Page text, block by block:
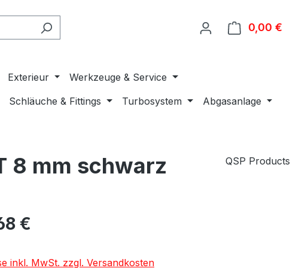
0,00 €
Exterieur
Werkzeuge & Service
Schläuche & Fittings Turbosystem Abgasanlage
8 mm schwarz QSP Products
€
inkl. MwSt. zzgl. Versandkosten